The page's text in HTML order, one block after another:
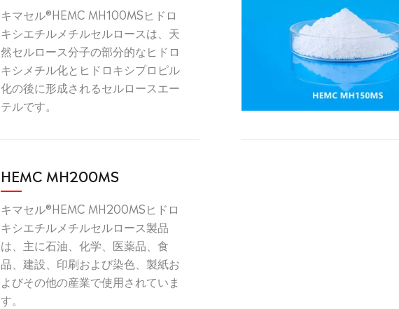
キマセル®HEMC MH100MSヒドロ
キシエチルメチルセルロースは、天
然セルロース分子の部分的なヒドロ
キシメチル化とヒドロキシプロピル
化の後に形成されるセルロースエー
テルです。
HEMC MH200MS
キマセル®HEMC MH200MSヒドロ
キシエチルメチルセルロース製品
は、主に石油、化学、医薬品、食
品、建設、印刷および染色、製紙お
よびその他の産業で使用されていま
す。